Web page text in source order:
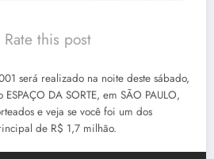
Rate this post
será realizado na noite deste sábado,
DA SORTE, em SÃO PAULO,
e veja se você foi um dos
de R$ 1,7 milhão.